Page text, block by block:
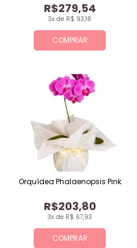
COMPRAR
3x de R$ 93,18
R$279,54
COMPRAR
3x de R$ 67,93
R$203,80
Orquídea Phalaenopsis Pink